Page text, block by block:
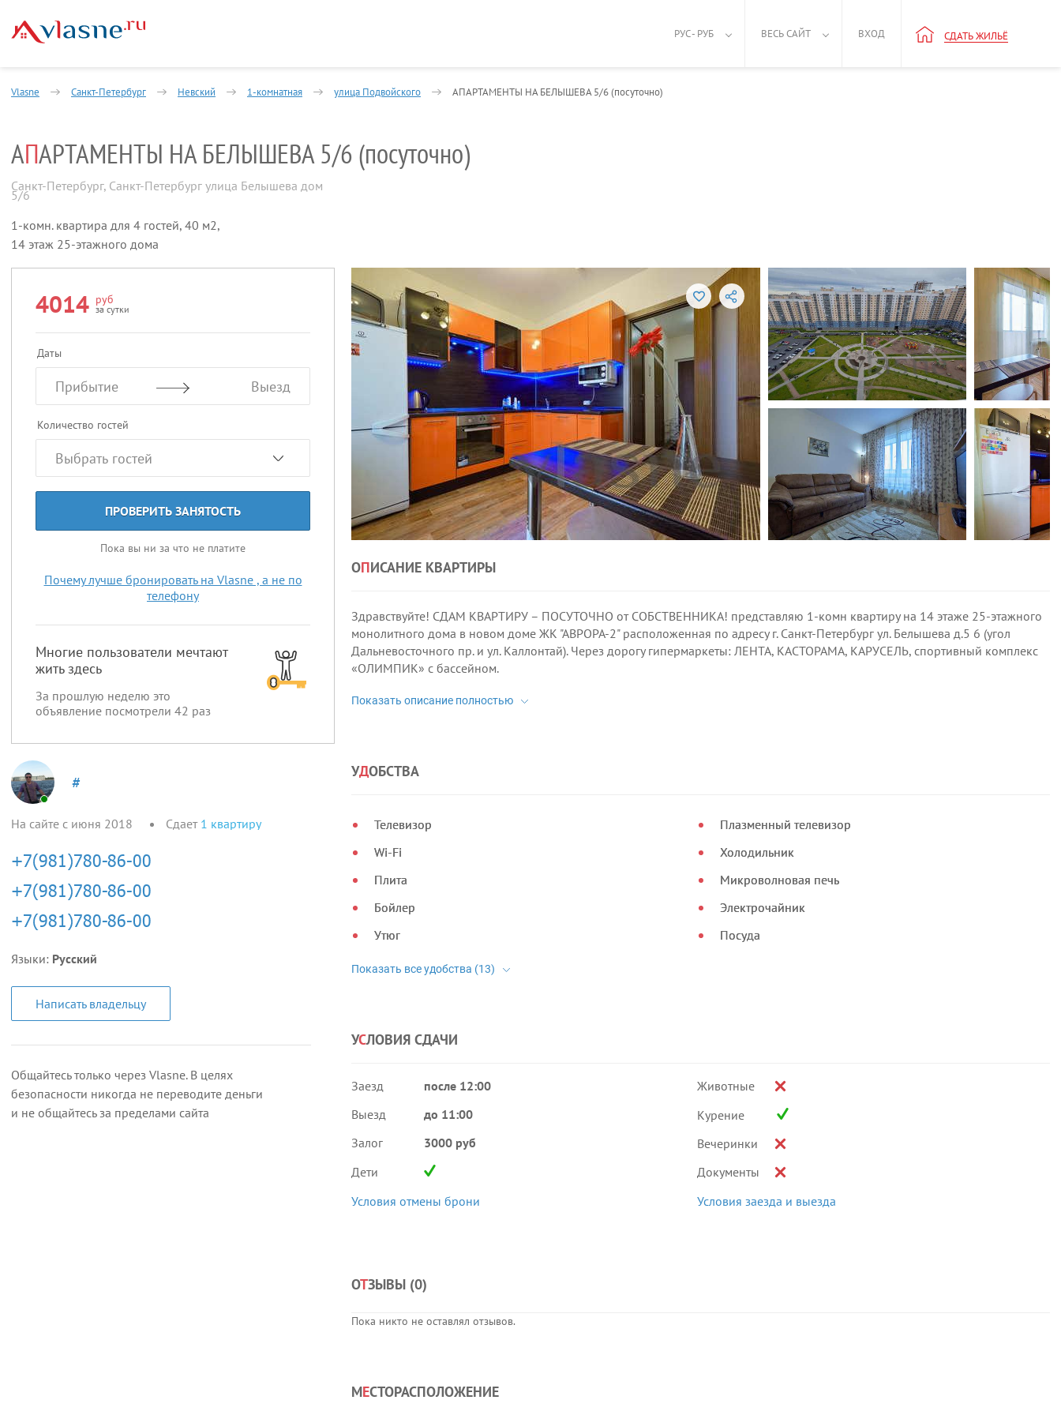
РУС - РУБ ВЕСЬ САЙТ ВХОД СДАТЬ ЖИЛЬЁ
Vlasne Санкт-Петербург Невский 1-комнатная улица Подвойского АПАРТАМЕНТЫ НА БЕЛЫШЕВА 5/6 (посуточно)
АПАРТАМЕНТЫ НА БЕЛЫШЕВА 5/6 (посуточно)
Санкт-Петербург, Санкт-Петербург улица Белышева дом
5/6
1-комн. квартира для 4 гостей, 40 м2,
14 этаж 25-этажного дома
4014 руб
за сутки
Даты
Прибытие Выезд
Количество гостей
ПРОВЕРИТЬ ЗАНЯТОСТЬ
Пока вы ни за что не платите
Почему лучше бронировать на Vlasne , а не по
телефону
Многие пользователи мечтают
жить здесь
За прошлую неделю это
объявление посмотрели 42 раз
#
На сайте с июня 2018 Сдает 1 квартиру
Языки: Русский
Написать владельцу
Общайтесь только через Vlasne. В целях
безопасности никогда не переводите деньги
и не общайтесь за пределами сайта
ОПИСАНИЕ КВАРТИРЫ
Здравствуйте! СДАМ КВАРТИРУ – ПОСУТОЧНО от СОБСТВЕННИКА! представляю 1-комн квартиру на 14 этаже 25-этажного
монолитного дома в новом доме ЖК "АВРОРА-2" расположенная по адресу г. Санкт-Петербург ул. Белышева д.5 6 (угол
Дальневосточного пр. и ул. Каллонтай). Через дорогу гипермаркеты: ЛЕНТА, КАСТОРАМА, КАРУСЕЛЬ, спортивный комплекс
«ОЛИМПИК» с бассейном.
УДОБСТВА
Телевизор
Wi-Fi
Плита
Бойлер
Утюг
Плазменный телевизор
Холодильник
Микроволновая печь
Электрочайник
Посуда
УСЛОВИЯ СДАЧИ
Заезд
после 12:00
Выезд
до 11:00
Залог
3000 руб
Дети
Условия отмены брони
Животные
Курение
Вечеринки
Документы
Условия заезда и выезда
ОТЗЫВЫ (0)
Пока никто не оставлял отзывов.
МЕСТОРАСПОЛОЖЕНИЕ